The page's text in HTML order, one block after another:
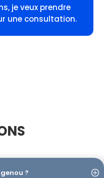
je veux prendre
une consultation.
?